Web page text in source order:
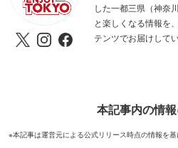
した一都三県（神奈
と楽しくなる情報を
テンツでお届けしてい
本記事内の情
※本記事は運営元による公式リリース時点の情報を基